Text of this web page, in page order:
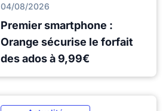
04/08/2026
Premier smartphone :
Orange sécurise le forfait
des ados à 9,99€